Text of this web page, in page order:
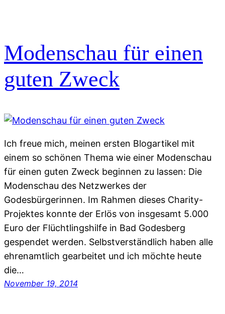
Modenschau für einen
guten Zweck
Ich freue mich, meinen ersten Blogartikel mit
einem so schönen Thema wie einer Modenschau
für einen guten Zweck beginnen zu lassen: Die
Modenschau des Netzwerkes der
Godesbürgerinnen. Im Rahmen dieses Charity-
Projektes konnte der Erlös von insgesamt 5.000
Euro der Flüchtlingshilfe in Bad Godesberg
gespendet werden. Selbstverständlich haben alle
ehrenamtlich gearbeitet und ich möchte heute
die…
November 19, 2014